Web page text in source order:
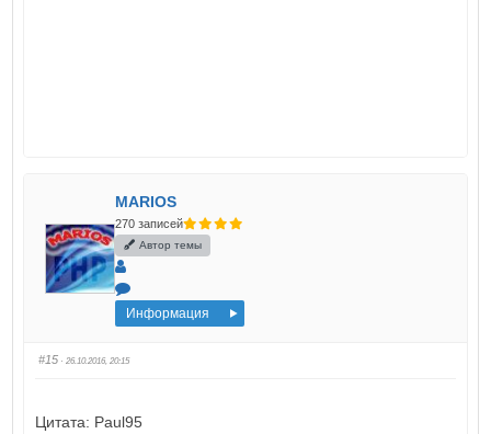
MARIOS
270 записей
Автор темы
Информация
#15 · 26.10.2016, 20:15
Цитата: Paul95